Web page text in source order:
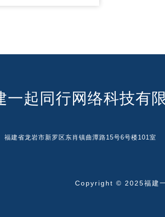
一起同行网络科技有
福建省龙岩市新罗区东肖镇曲潭路15号6号楼101室
Copyright © 2025福建